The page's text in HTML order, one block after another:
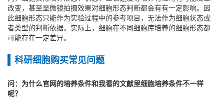
改变，甚至显微镜拍摄效果对细胞形态判断都会有有一定影响。因
此细胞形态只能作为实验过程中的参考项目，无法作为细胞状态或
者类型的判断依据。实际上，细胞在不同细胞库培养的细胞形态都
可能存在一定差异。
科研细胞购买常见问题
问：为什么官网的培养条件和我看的文献里细胞培养条件不一样
呢？